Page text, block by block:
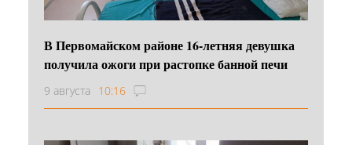
В Первомайском районе 16‑летняя девушка
получила ожоги при растопке банной печи
9 августа 10:16